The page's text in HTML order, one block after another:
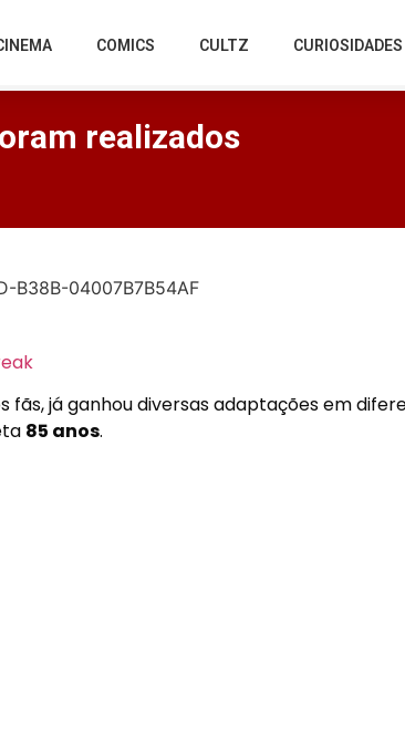
COMICS CULTZ CURIOSIDADES
realizados
fãs, já ganhou diversas adaptações em
85 anos.